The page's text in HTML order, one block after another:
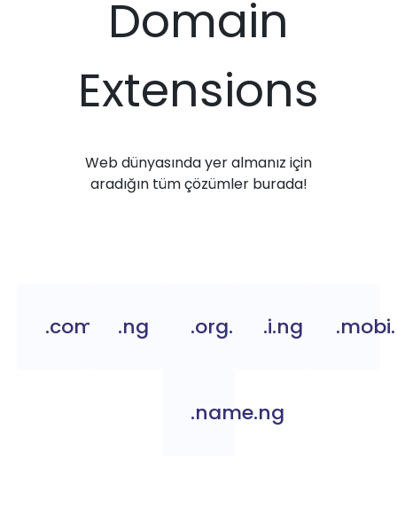
Domain
Extensions
Web dünyasında yer almanız için
aradığın tüm çözümler burada!
.com.ng.ng .org.ng .i.ng
.name.ng